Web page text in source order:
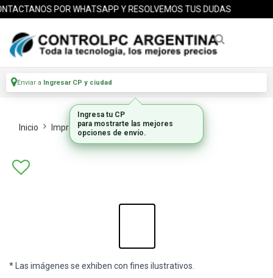
POR WHATSAPP Y RESOLVEMOS TUS DUDAS
Enviar a Ingresar CP y ciudad
Inicio Impresoras Plotters
* Las imágenes se exhiben con fines ilustrativos.
Ingresa tu CP
para mostrarte las mejores
opciones de envío.